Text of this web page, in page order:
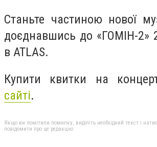
Станьте частиною нової
доєднавшись до «ГОМІН-2»
в ATLAS.
Купити квитки на
сайті.
Якщо ви помітили помилку, виділіть необхідний текст і
повідомити про це редакцію